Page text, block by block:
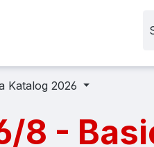
Katalog 2026
8 -